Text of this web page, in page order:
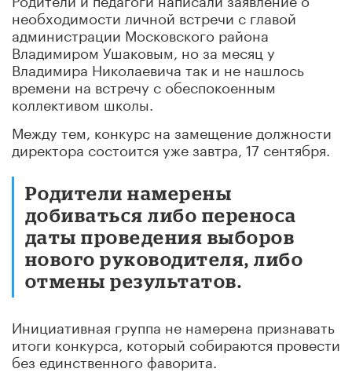
необходимости личной встречи с главой
администрации Московского района
Владимиром Ушаковым, но за месяц у
Владимира Николаевича так и не нашлось
времени на встречу с обеспокоенным
коллективом школы.
Между тем, конкурс на замещение должности
директора состоится уже завтра, 17 сентября.
Родители намерены
добиваться либо переноса
даты проведения выборов
нового руководителя, либо
отмены результатов.
Инициативная группа не намерена признавать
итоги конкурса, который собираются провести
без единственного фаворита.